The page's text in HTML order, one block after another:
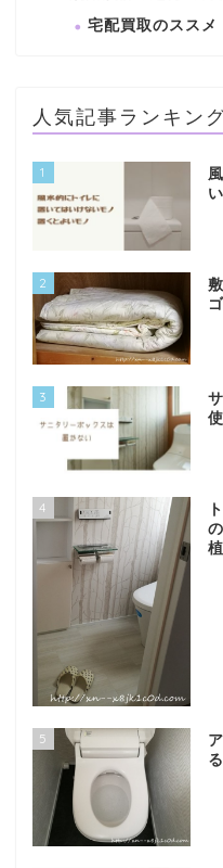
宅配買取のススメ
人気記事ランキン
1
2
3
4
5